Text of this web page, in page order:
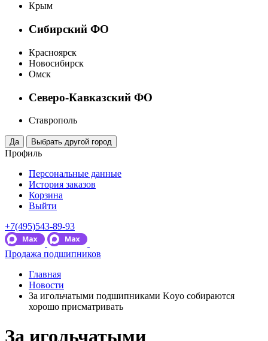
Крым
Сибирский ФО
Красноярск
Новосибирск
Омск
Северо-Кавказский ФО
Ставрополь
Профиль
Персональные данные
История заказов
Корзина
Выйти
+7(495)543-89-93
Продажа подшипников
Главная
Новости
За игольчатыми подшипниками Koyo собираются
хорошо присматривать
За игольчатыми